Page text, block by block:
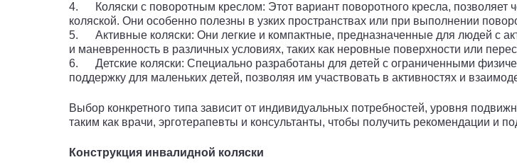
4. Коляски с поворотным креслом: Этот вариант поворотного кресла, позволяет
коляской. Они особенно полезны в узких пространствах или при выполнении
5. Активные коляски: Они легкие и компактные, предназначенные для людей с
и маневренность в различных условиях, таких как неровные поверхности или
6. Детские коляски: Специально разработаны для детей с ограниченными
поддержку для маленьких детей, позволяя им участвовать в активностях и
Выбор конкретного типа зависит от индивидуальных потребностей, уровня
таким как врачи, эрготерапевты и консультанты, чтобы получить рекомендации
Конструкция инвалидной коляски